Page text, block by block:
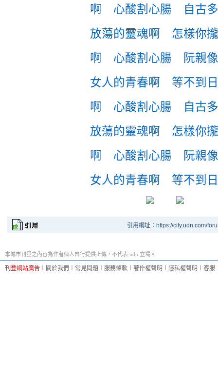
啊 心酸割心腸 自古多
放蕩的靈魂啊 怎樣你
啊 心酸割心腸 阮親像
女人的青春啊 等不到
啊 心酸割心腸 自古多
放蕩的靈魂啊 怎樣你
啊 心酸割心腸 阮親像
女人的青春啊 等不到
引用網址：https://city.udn.com/
本城市刊登之內容為作者個人自行提供上傳，不代表 udn 立場。
刊登網站廣告 關於我們 常見問題 服務條款 著作權聲明 隱私權聲明 客服